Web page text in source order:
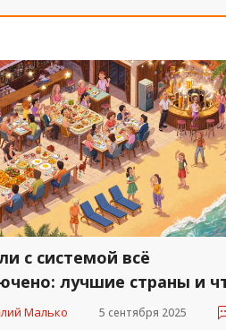
но становятся надёжным
с системой всё
лучшие страны и
входит в цену
Малько 5 сентября 2025